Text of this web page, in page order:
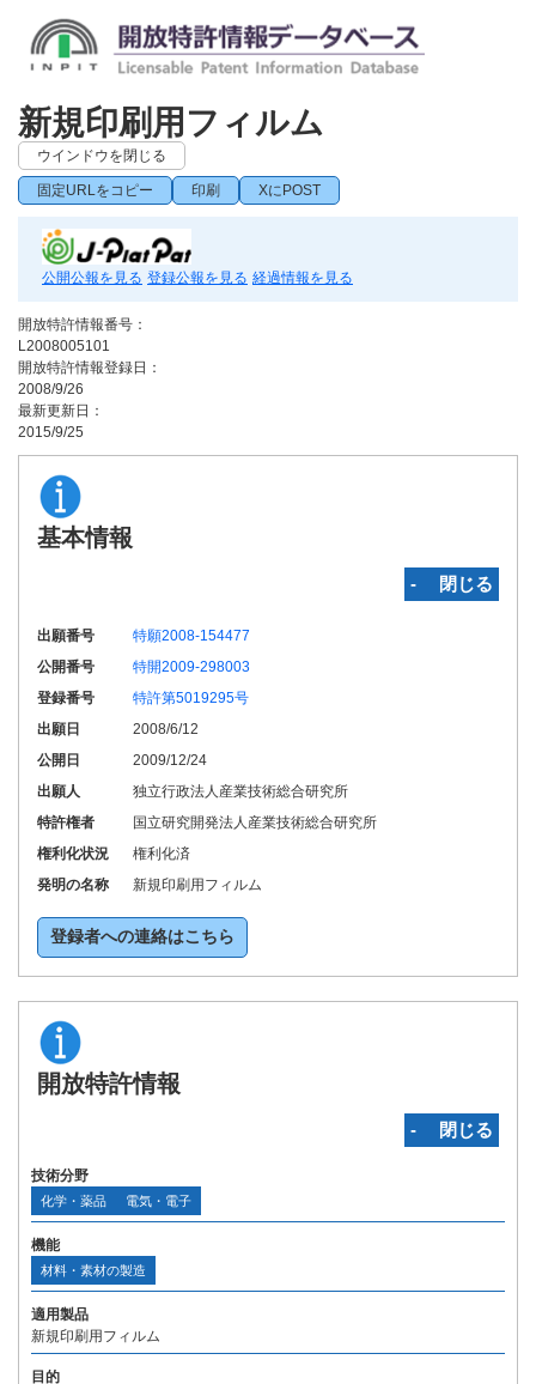
新規印刷用フィルム
ウインドウを閉じる
固定URLをコピー 印刷 XにPOST
公開公報を見る 登録公報を見る 経過情報を見る
開放特許情報番号：
L2008005101
開放特許情報登録日：
2008/9/26
最新更新日：
2015/9/25
基本情報
‐ 閉じる
出願番号
特願2008-154477
公開番号
特開2009-298003
登録番号
特許第5019295号
出願日
2008/6/12
公開日
2009/12/24
出願人
独立行政法人産業技術総合研究所
特許権者
国立研究開発法人産業技術総合研究所
権利化状況
権利化済
発明の名称
新規印刷用フィルム
登録者への連絡はこちら
開放特許情報
‐ 閉じる
技術分野
化学・薬品 電気・電子
機能
材料・素材の製造
適用製品
新規印刷用フィルム
目的